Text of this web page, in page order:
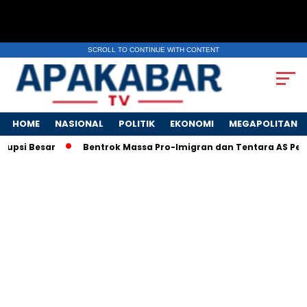
SCROLL TO CONTINUE WITH CONTENT
HOME NASIONAL POLITIK EKONOMI MEGAPOLITAN
Bentrok Massa Pro-Imigran dan Tentara AS Pecah di LA,